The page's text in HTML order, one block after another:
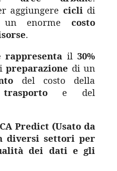
aggiungere cicli di
un enorme costo
.
rappresenta il30%
preparazione di un
del costo della
trasportoe del
Predict (Usato da
diversi settori per
dei dati e gli